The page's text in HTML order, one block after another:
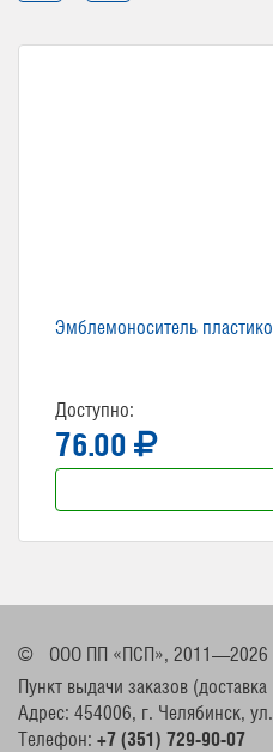
Эмблемоноситель
Доступно:
76.00
©
ООО ПП «ПСП», 2011—2026
Пункт выдачи заказов (доставка
Адрес: 454006, г. Челябинск,
Телефон: +7 (351) 729-90-07